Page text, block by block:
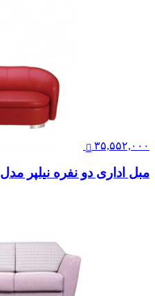
۳۵,۵۵۲,۰۰۰
مبل اداری دو نفره نیلپر مدل OSS 823N2